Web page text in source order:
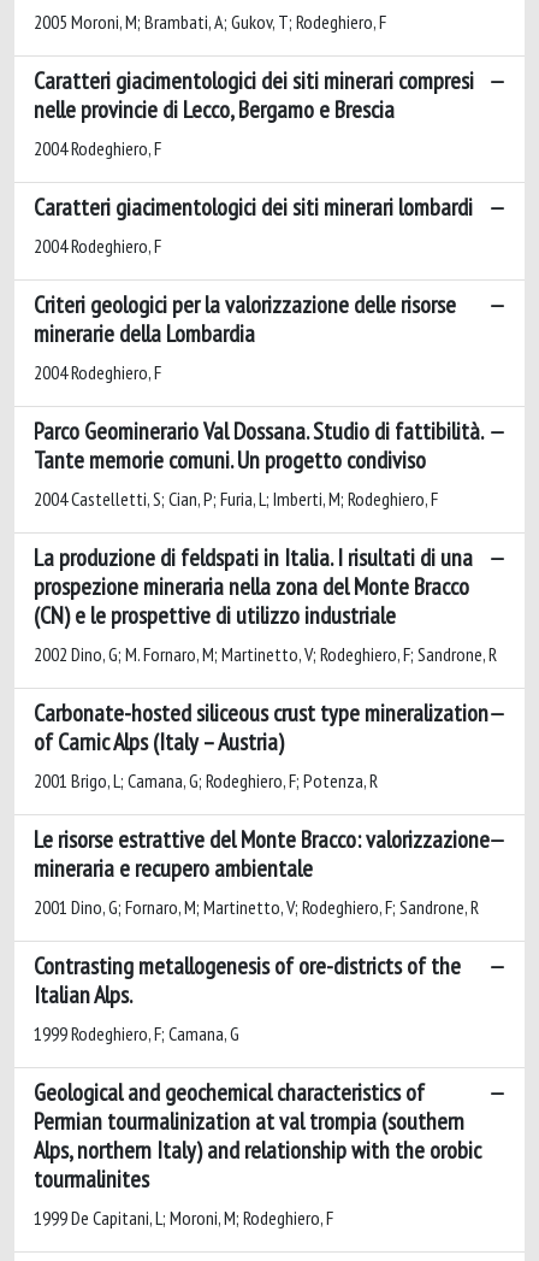
2005 Moroni, M; Brambati, A; Gukov, T; Rodeghiero, F
Caratteri giacimentologici dei siti minerari compresi
nelle provincie di Lecco, Bergamo e Brescia
2004 Rodeghiero, F
Caratteri giacimentologici dei siti minerari lombardi
2004 Rodeghiero, F
Criteri geologici per la valorizzazione delle risorse
minerarie della Lombardia
2004 Rodeghiero, F
Parco Geominerario Val Dossana. Studio di fattibilità.
Tante memorie comuni. Un progetto condiviso
2004 Castelletti, S; Cian, P; Furia, L; Imberti, M; Rodeghiero, F
La produzione di feldspati in Italia. I risultati di una
prospezione mineraria nella zona del Monte Bracco
(CN) e le prospettive di utilizzo industriale
2002 Dino, G; M. Fornaro, M; Martinetto, V; Rodeghiero, F; Sandrone, R
Carbonate-hosted siliceous crust type mineralization
of Carnic Alps (Italy – Austria)
2001 Brigo, L; Camana, G; Rodeghiero, F; Potenza, R
Le risorse estrattive del Monte Bracco: valorizzazione
mineraria e recupero ambientale
2001 Dino, G; Fornaro, M; Martinetto, V; Rodeghiero, F; Sandrone, R
Contrasting metallogenesis of ore-districts of the
Italian Alps.
1999 Rodeghiero, F; Camana, G
Geological and geochemical characteristics of
Permian tourmalinization at val trompia (southern
Alps, northern Italy) and relationship with the orobic
tourmalinites
1999 De Capitani, L; Moroni, M; Rodeghiero, F